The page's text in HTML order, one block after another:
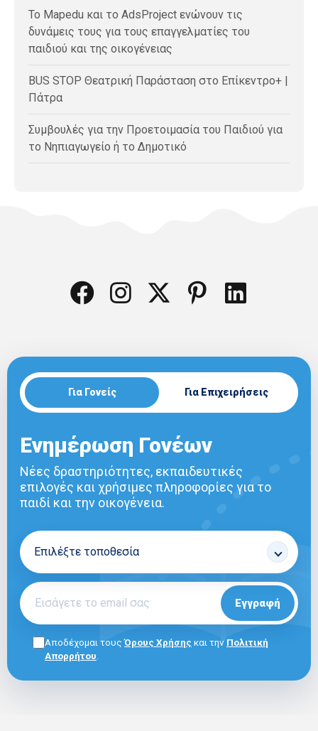
Το Mapedu και το AdsProject ενώνουν τις
δυνάμεις τους για τους επαγγελματίες του
παιδιού και της οικογένειας
BUS STOP Θεατρική Παράσταση στο Επίκεντρο+ |
Πάτρα
Συμβουλές για την Προετοιμασία του Παιδιού για
το Νηπιαγωγείο ή το Δημοτικό
Για Γονείς Για Επιχειρήσεις
Ενημέρωση Γονέων
Νέες δραστηριότητες, εκπαιδευτικές
επιλογές και χρήσιμες πληροφορίες για το
παιδί και την οικογένεια.
Εγγραφή
Αποδέχομαι τουςΌρους Χρήσης και την Πολιτική
Απορρήτου